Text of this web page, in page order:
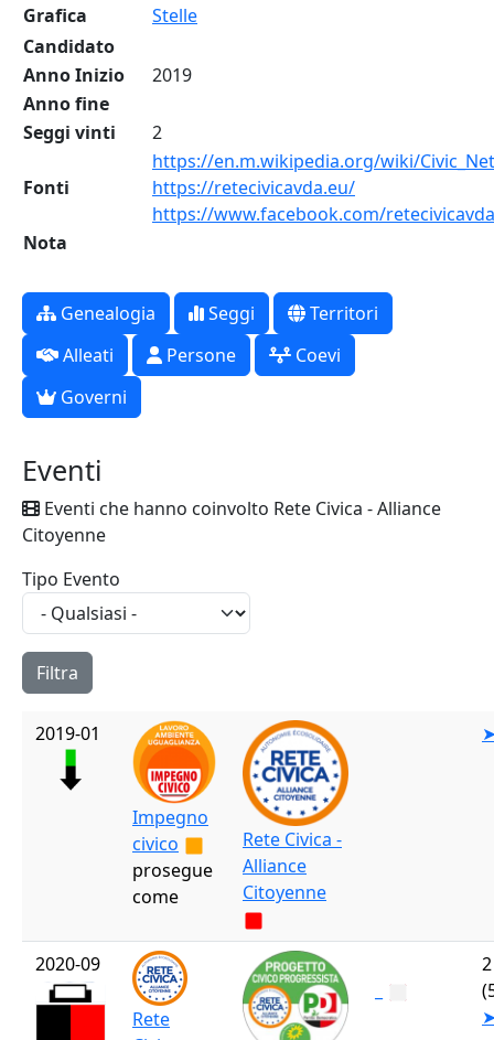
Grafica
Stelle
Candidato
Anno Inizio
2019
Anno fine
Seggi vinti
2
Fonti
https://en.m.wikipedia.org/wiki/
https://retecivicavda.eu/
https://www.facebook.com/
Nota
Genealogia Seggi
Territori
Alleati
Persone
Coevi
Governi
Eventi
Eventi che hanno coinvolto Rete Civica - Alliance
Citoyenne
Tipo Evento
2019-01
Impegno
civico
prosegue
come
Rete Civica -
Alliance
Citoyenne
2020-09
Rete
2